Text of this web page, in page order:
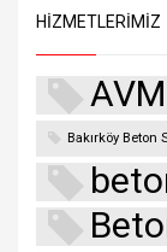
HIZMETLERIMIZ
Bakırköy Beton